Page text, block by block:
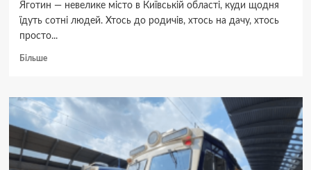
Яготин — невелике місто в Київській області, куди щодня
їдуть сотні людей. Хтось до родичів, хтось на дачу, хтось
просто...
БільшеДокладніше
Київ-
Яготин:
чому
цей
маршрут
актуальний